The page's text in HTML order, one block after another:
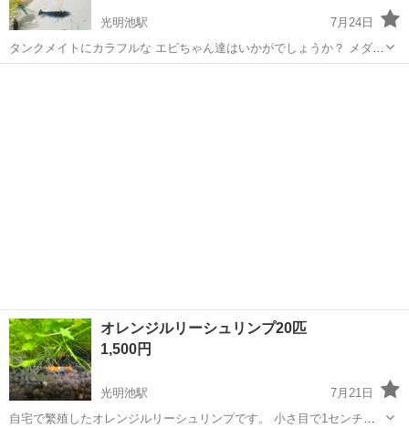
光明池駅
7月24日
タンクメイトにカラフルな エビちゃん達はいかがでしょうか？ メダカ
の残餌の処理やコケの予防に頑張ってくれます。 チェリーシュリンプ
オレンジルリーシュリンプ20匹
1,500円
光明池駅
7月21日
自宅で繁殖したオレンジルリーシュリンプです。 小さ目で1センチち